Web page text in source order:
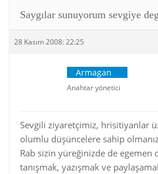
Saygılar sunuyorum sevgiye
28 Kasım 2008: 22:25
Armagan
Anahtar yönetici
Sevgili ziyaretçimiz, hrisitiyanlar
olumlu düşüncelere sahip
Rab sizin yüreğinizde de egemen
tanışmak, yazışmak ve